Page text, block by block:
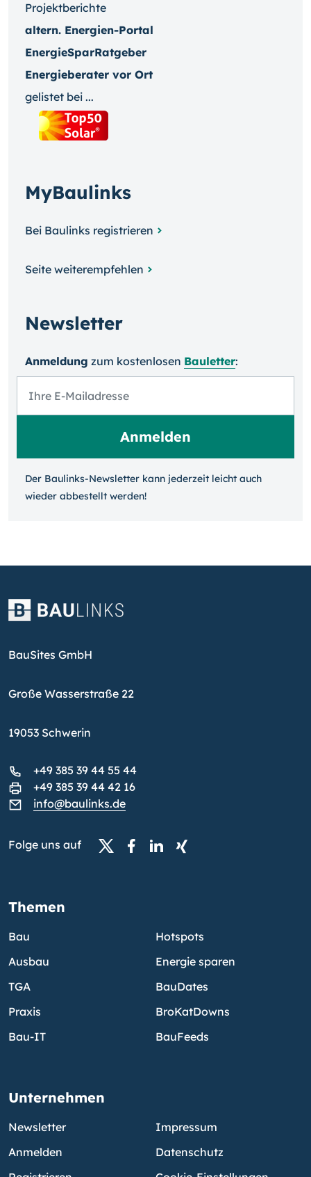
Projektberichte
altern. Energien-Portal
EnergieSparRatgeber
Energieberater vor Ort
gelistet bei ...
MyBaulinks
Bei Baulinks registrieren
Seite weiterempfehlen
Newsletter
Anmeldung zum kosten­losen Bauletter:
Der Baulinks-Newsletter kann jeder­zeit leicht auch
wieder ab­bestellt werden!
BauSites GmbH
Große Wasserstraße 22
19053 Schwerin
+49 385 39 44 55 44
+49 385 39 44 42 16
info@baulinks.de
Folge uns auf
Themen
Bau
Ausbau
TGA
Praxis
Bau-IT
Hotspots
Energie sparen
BauDates
BroKatDowns
BauFeeds
Unternehmen
Newsletter
Anmelden
Impressum
Datenschutz